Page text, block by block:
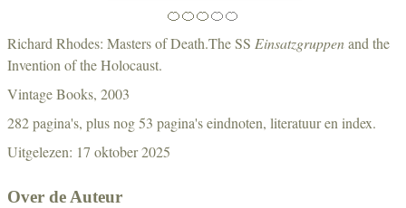
🍊🍊🍊🍊🍊
Richard Rhodes: Masters of Death.The SS Einsatzgruppenand the
Invention of the Holocaust.
Vintage Books, 2003
282 pagina's, plus nog 53 pagina's eindnoten, literatuur en index.
Uitgelezen: 17 oktober 2025
Over de Auteur